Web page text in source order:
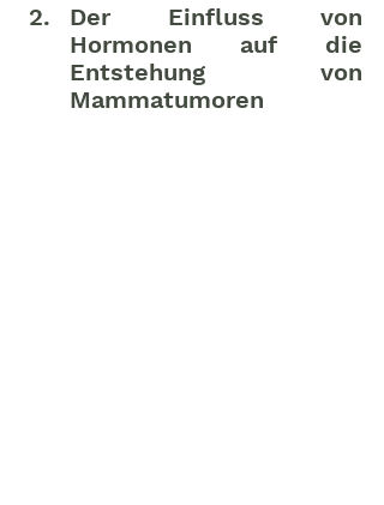
Der Einfluss von
Hormonen auf die
Entstehung von
Mammatumoren